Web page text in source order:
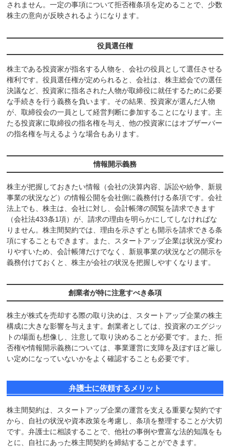
されません。一定の事項について拒否権条項を定めることで、少数
株主の意向が反映されるようになります。
役員選任権
株主である投資家が指名する人物を、会社の役員として選任させる
権利です。役員選任権が定められると、会社は、株主総会での選任
決議など、投資家に指名された人物が取締役に就任するために必要
な手続きを行う義務を負います。その結果、投資家が選んだ人物
が、取締役会の一員として経営判断に参加することになります。主
たる投資家に取締役の指名権を与え、他の投資家にはオブザーバー
の指名権を与えるような場合もあります。
情報開示義務
株主が把握しておきたい情報（会社の決算内容、訴訟や紛争、新規
事業の状況など）の情報公開を会社側に義務付ける条項です。会社
法上でも、株主は、会社に対し、会計帳簿の閲覧を請求できます
（会社法433条1項）が、請求の理由を明らかにしてしなければな
りません。株主間契約では、理由を示さずとも開示を請求できる条
項にすることもできます。また、スタートアップ企業は状況が変わ
りやすいため、会計帳簿だけでなく、新規事業の状況などの開示を
義務付けておくと、株主が会社の状況を把握しやすくなります。
創業者が特に注意すべき条項
株主が株式を売却する際の取り決めは、スタートアップ企業の株主
構成に大きな影響を与えます。創業者としては、投資家のエグジッ
トの場面も想像し、注意して取り決めることが必要です。また、拒
否権や情報開示義務については、事業運営に支障を及ぼすほど厳し
い定めになっていないかをよく確認することも必要です。
弁護士に依頼するメリット
株主間契約は、スタートアップ企業の運営を支える重要な契約です
から、自社の状況や資本政策を考慮し、条項を整理することが大切
です。弁護士に相談することで、他社の事例や豊富な法的知識をも
とに、自社にあった株主間契約を締結することができます。